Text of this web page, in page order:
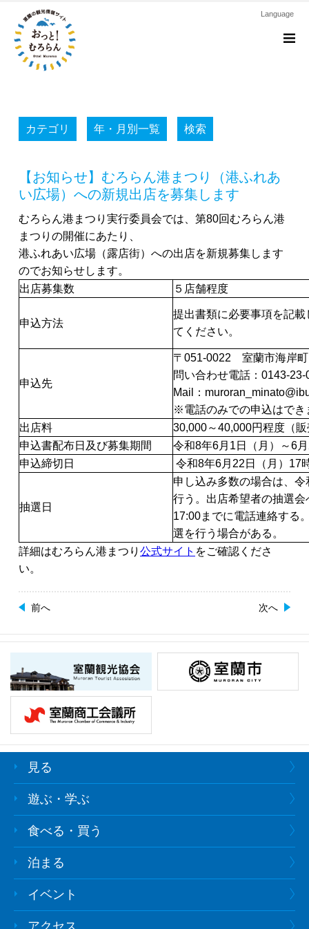
Language
カテゴリ 年・月別一覧 検索
【お知らせ】むろらん港まつり（港ふれあ
い広場）への新規出店を募集します
むろらん港まつり実行委員会では、第80回むろらん港
まつりの開催にあたり、
港ふれあい広場（露店街）への出店を新規募集します
のでお知らせします。
出店募集数
５店舗程度
申込方法
提出書類に必要事項を記
てください。
申込先
〒051-0022 室蘭市海岸
問い合わせ電話：0143-
Mail：
※電話のみでの申込はでき
出店料
30,000～40,000円程度（
申込書配布日及び募集期間
令和8年6月1日（月）～6
申込締切日
令和8年6月22日（月）17
抽選日
申し込み多数の場合は、
行う。出店希望者の抽選
17:00までに電話連絡する
選を行う場合がある。
詳細はむろらん港まつり 公式サイト をご確認くださ
い。
前へ 次へ
見る
遊ぶ・学ぶ
食べる・買う
泊まる
イベント
アクセス